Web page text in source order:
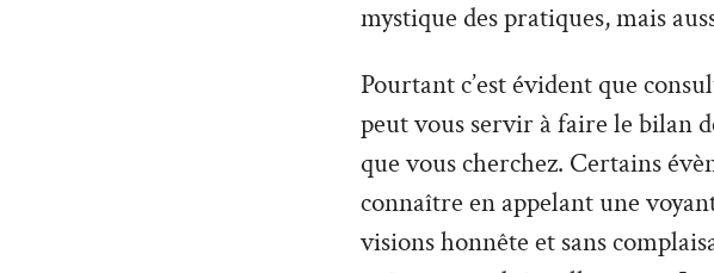
mystique des pratiques, mais
Pourtant c’est évident que
peut vous servir à faire le bilan
que vous cherchez. Certains
connaître en appelant une
visions honnête et sans